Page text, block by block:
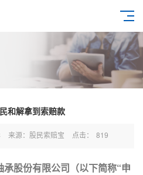
和解拿到索赔款
来源：股民索赔宝 点击： 819
股份有限公司（以下简称“申